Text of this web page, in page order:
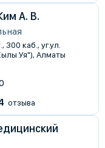
А. В.
300 каб., уг.ул.
Уя"), Алматы
отзыва